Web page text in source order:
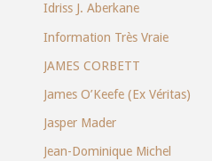
Idriss J. Aberkane
Information Très Vraie
JAMES CORBETT
James O’Keefe (Ex Véritas)
Jasper Mader
Jean-Dominique Michel